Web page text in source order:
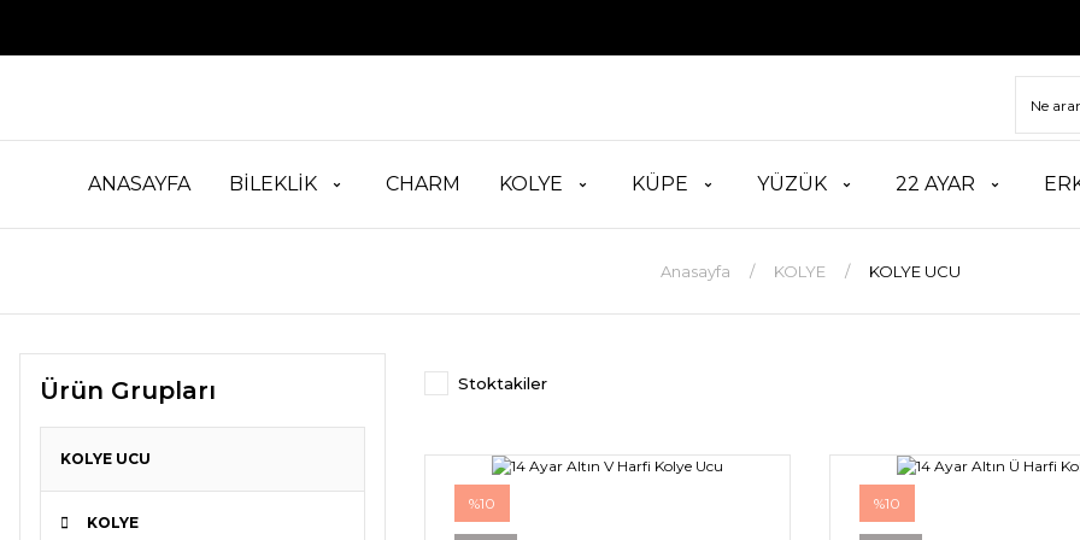
ANASAYFA BİLEKLİK CHARM KOLYE KÜPE YÜZÜK 22 AYAR
Anasayfa KOLYE KOLYE UCU
Ürün Grupları
KOLYE UCU
KOLYE
Stoktakiler
%10 %10